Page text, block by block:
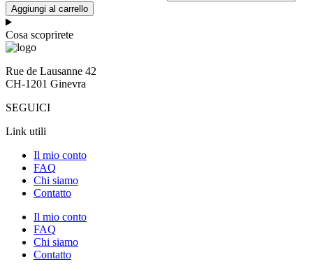
Aggiungi al carrello
Cosa scoprirete
Rue de Lausanne 42
CH-1201 Ginevra
SEGUICI
Link utili
Il mio conto
FAQ
Chi siamo
Contatto
Il mio conto
FAQ
Chi siamo
Contatto